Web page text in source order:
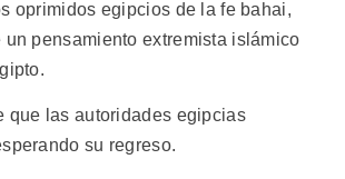
oprimidos egipcios de la fe bahai,
un pensamiento extremista islámico
que las autoridades egipcias
su regreso.